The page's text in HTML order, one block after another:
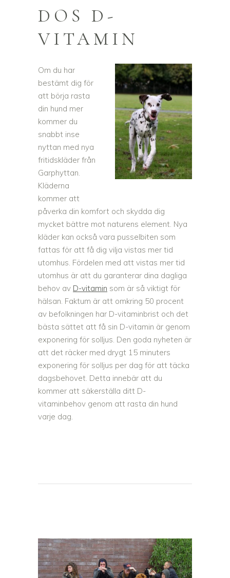
DOS D-
VITAMIN
Om du har
bestämt dig för
att börja rasta
din hund mer
kommer du
snabbt inse
nyttan med nya
fritidskläder från
Garphyttan.
Kläderna
kommer att
påverka din komfort och skydda dig
mycket bättre mot naturens element. Nya
kläder kan också vara pusselbiten som
fattas för att få dig vilja vistas mer tid
utomhus. Fördelen med att vistas mer tid
utomhus är att du garanterar dina dagliga
behov av D-vitamin som är så viktigt för
hälsan. Faktum är att omkring 50 procent
av befolkningen har D-vitaminbrist och det
bästa sättet att få sin D-vitamin är genom
exponering för solljus. Den goda nyheten är
att det räcker med drygt 15 minuters
exponering för solljus per dag för att täcka
dagsbehovet. Detta innebär att du
kommer att säkerställa ditt D-
vitaminbehov genom att rasta din hund
varje dag.